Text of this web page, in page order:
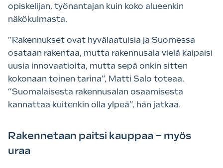
opiskelijan, työnantajan kuin koko alueenkin
näkökulmasta.
”Rakennukset ovat hyvälaatuisia ja Suomessa
osataan rakentaa, mutta rakennusala vielä kaipaisi
uusia innovaatioita, mutta sepä onkin sitten
kokonaan toinen tarina”, Matti Salo toteaa.
”Suomalaisesta rakennusalan osaamisesta
kannattaa kuitenkin olla ylpeä”, hän jatkaa.
Rakennetaan paitsi kauppaa – myös
uraa